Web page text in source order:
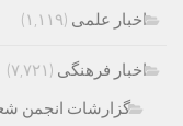
اخبار علمی (۱,۱۱۹)
اخبار فرهنگی (۷,۷۲۱)
گزارشات انجمن